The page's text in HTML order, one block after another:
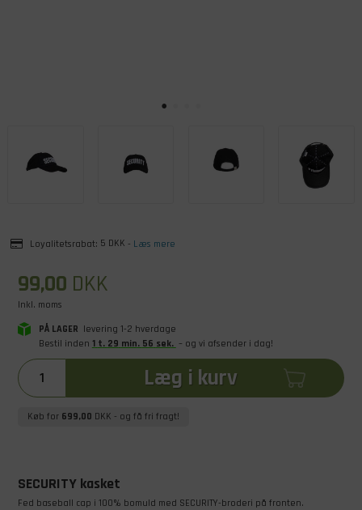
Loyalitetsrabat: 5 DKK - Læs mere
99,00 DKK
Inkl. moms
PÅ LAGER levering 1-2 hverdage
Bestil inden 1 t. 29 min. 55 sek. – og vi afsender i dag!
Læg i kurv
Køb for 699,00 DKK - og få fri fragt!
SECURITY kasket
Fed baseball cap i 100% bomuld med SECURITY-broderi på fronten.